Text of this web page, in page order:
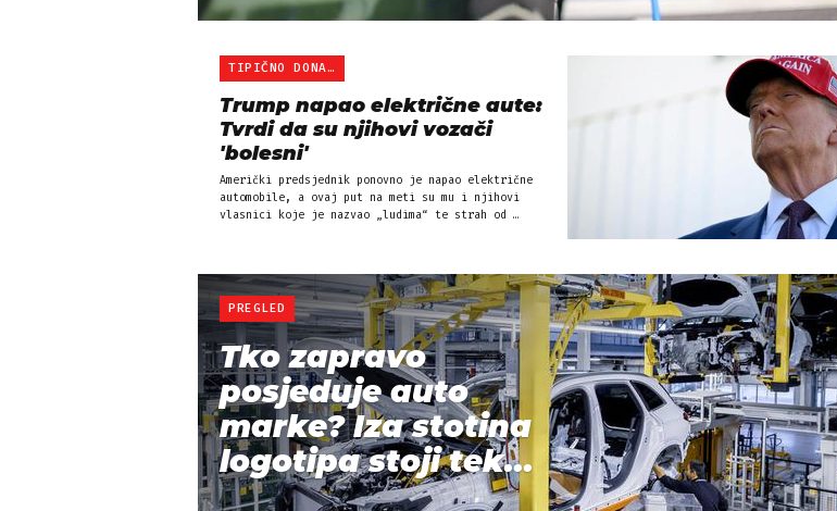
TIPIČNO DONALD
Trump napao električne aute:
Tvrdi da su njihovi vozači
'bolesni'
Američki predsjednik ponovno je napao električne
automobile, a ovaj put na meti su mu i njihovi
vlasnici koje je nazvao „ludima“ te strah od …
PREGLED
Tko zapravo
posjeduje auto
marke? Iza stotina
logotipa stoji tek...